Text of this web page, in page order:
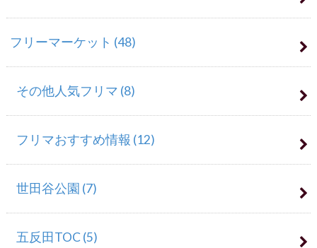
フリーマーケット (48)
その他人気フリマ (8)
フリマおすすめ情報 (12)
世田谷公園 (7)
五反田TOC(5)